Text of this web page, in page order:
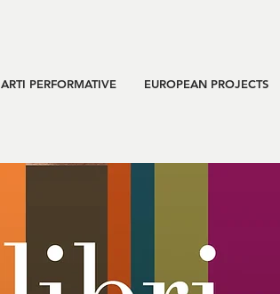
ARTI PERFORMATIVE EUROPEAN PROJECTS